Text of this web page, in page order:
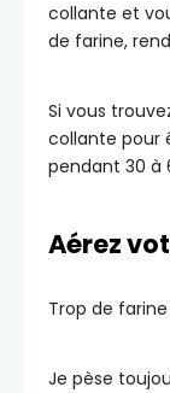
collante et
de farine,
Si vous
collante pour
pendant 30 à
Aérez
Trop de
Je pèse